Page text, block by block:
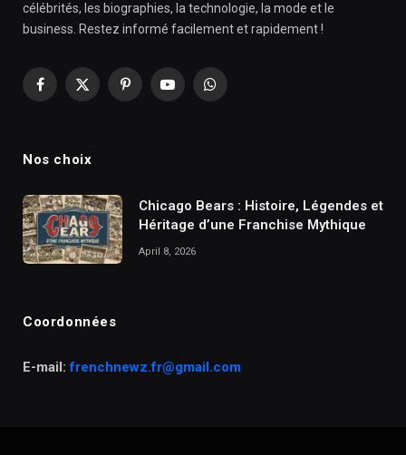
célébrités, les biographies, la technologie, la mode et le
business. Restez informé facilement et rapidement !
Facebook
X
PinterestYouTubeWhatsApp
Nos choix
Chicago Bears : Histoire, Légendes et
Héritage d’une Franchise Mythique
April 8, 2026
Coordonnées
E-mail:frenchnewz.fr@gmail.com